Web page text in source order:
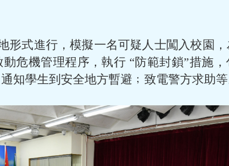
形式進行，模擬一名可疑人士闖入校園
危機管理程序，執行 “防範封鎖”措施
知學生到安全地方暫避﹔致電警方求助等